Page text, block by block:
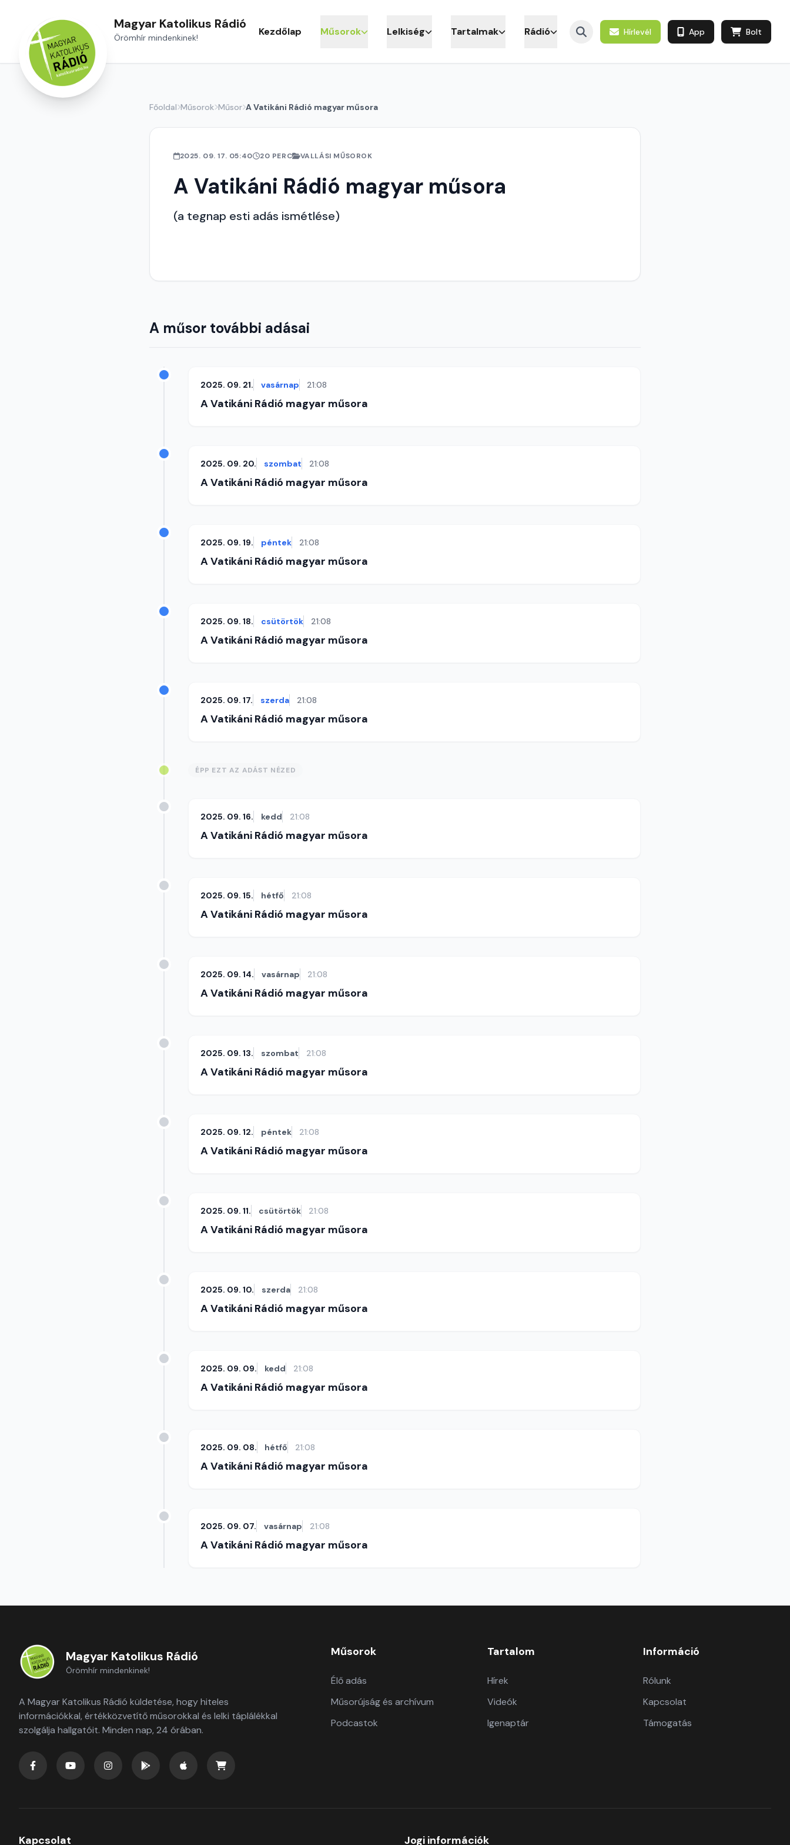
Magyar Katolikus Rádió
Örömhír mindenkinek! Kezdőlap Műsorok Lelkiség Tartalmak Rádió Hírlevél App Bolt
Főoldal Műsorok Műsor A Vatikáni Rádió magyar műsora
2025. 09. 17. 05:40 20 PERC VALLÁSI MŰSOROK
A Vatikáni Rádió magyar műsora
(a tegnap esti adás ismétlése)
A műsor további adásai
2025. 09. 21. vasárnap 21:08
A Vatikáni Rádió magyar műsora
2025. 09. 20. szombat 21:08
A Vatikáni Rádió magyar műsora
2025. 09. 19. péntek 21:08
A Vatikáni Rádió magyar műsora
2025. 09. 18. csütörtök 21:08
A Vatikáni Rádió magyar műsora
2025. 09. 17. szerda 21:08
A Vatikáni Rádió magyar műsora
ÉPP EZT AZ ADÁST NÉZED
2025. 09. 16. kedd 21:08
A Vatikáni Rádió magyar műsora
2025. 09. 15. hétfő 21:08
A Vatikáni Rádió magyar műsora
2025. 09. 14. vasárnap 21:08
A Vatikáni Rádió magyar műsora
2025. 09. 13. szombat 21:08
A Vatikáni Rádió magyar műsora
2025. 09. 12. péntek 21:08
A Vatikáni Rádió magyar műsora
2025. 09. 11. csütörtök 21:08
A Vatikáni Rádió magyar műsora
2025. 09. 10. szerda 21:08
A Vatikáni Rádió magyar műsora
2025. 09. 09. kedd 21:08
A Vatikáni Rádió magyar műsora
2025. 09. 08. hétfő 21:08
A Vatikáni Rádió magyar műsora
2025. 09. 07. vasárnap 21:08
A Vatikáni Rádió magyar műsora
Magyar Katolikus Rádió
Örömhír mindenkinek!
A Magyar Katolikus Rádió küldetése, hogy hiteles
információkkal, értékközvetítő műsorokkal és lelki táplálékkal
szolgálja hallgatóit. Minden nap, 24 órában.
Műsorok
Élő adás
Műsorújság és archívum
Podcastok
Tartalom
Hírek
Videók
Igenaptár
Információ
Rólunk
Kapcsolat
Támogatás
Kapcsolat Jogi információk